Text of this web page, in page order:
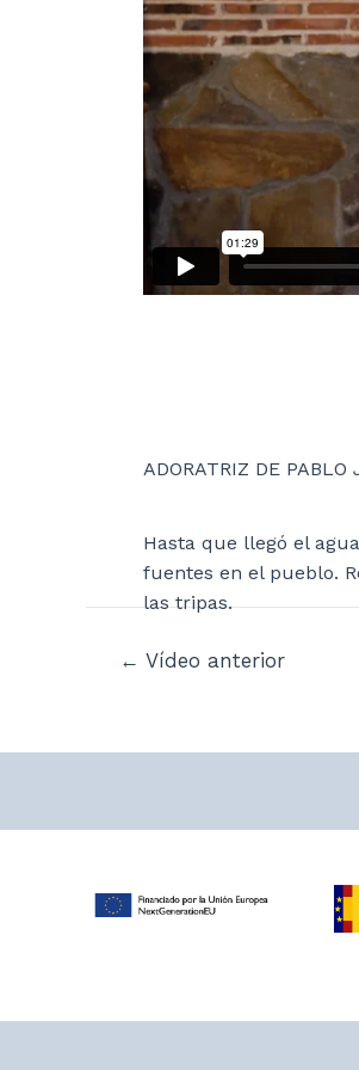
ADORATRIZ DE PABLO
Hasta que llegó el
fuentes en el pueblo.
las tripas.
Navegación
← Vídeo anterior